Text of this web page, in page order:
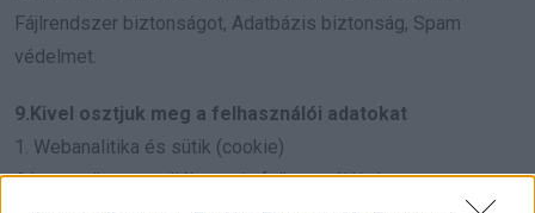
Fájlrendszer biztonságot, Adatbázis biztonság, Spam
védelmet.
9.Kivel osztjuk meg a felhasználói adatokat
1. Webanalitika és sütik (cookie)
A harmonikum.co tájékoztatja felhasználóit, hogy a